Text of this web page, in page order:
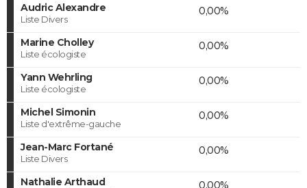
Audric Alexandre
Liste Divers
0,00%
Marine Cholley
Liste écologiste
0,00%
Yann Wehrling
Liste écologiste
0,00%
Michel Simonin
Liste d'extrême-gauche
0,00%
Jean-Marc Fortané
Liste Divers
0,00%
Nathalie Arthaud 0,00%